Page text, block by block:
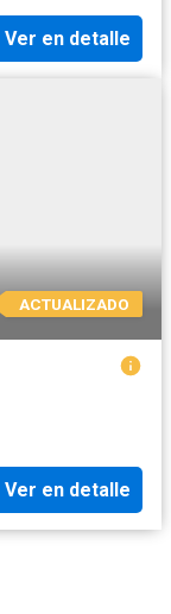
Ver en detalle
ACTUALIZADO
Ver en detalle